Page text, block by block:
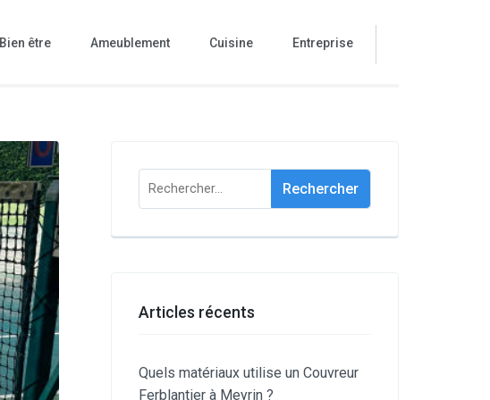
Bien être Ameublement Cuisine Entreprise
Rechercher :
Articles récents
Quels matériaux utilise un Couvreur
Ferblantier à Meyrin ?